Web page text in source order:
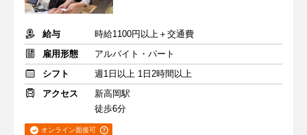
給与
時給1100円以上＋交通費
雇用形態
アルバイト・パート
シフト
週1日以上 1日2時間以上
アクセス
新高岡駅
徒歩6分
オンライン面接可